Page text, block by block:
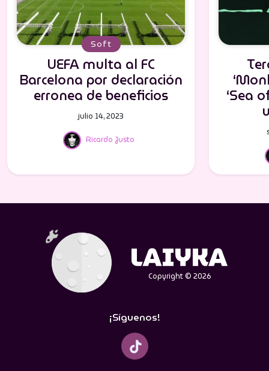
Soft
UEFA multa al FC
Barcelona por declaración
erronea de beneficios
Ricardo Justo
julio 14, 2023
‘Sea
Copyright © 2026
¡Síguenos!